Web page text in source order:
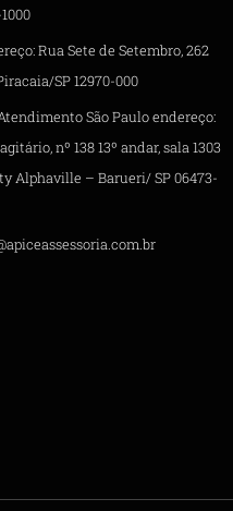
Rua Sete de Setembro, 262
SP 12970-000
São Paulo endereço:
nº 138 13º andar, sala 1303
Alphaville – Barueri/ SP 06473-